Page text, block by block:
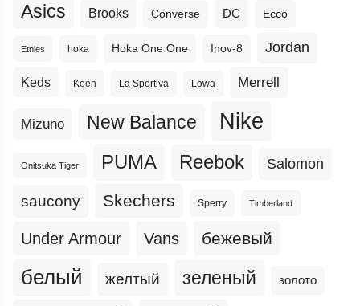
Asics Brooks Converse DC Ecco
Etnies hoka Hoka One One Inov-8 Jordan
Keds Keen La Sportiva Lowa Merrell
Mizuno New Balance Nike
Onitsuka Tiger PUMA Reebok Salomon
saucony Skechers Sperry Timberland
Under Armour Vans бежевый
белый желтый зеленый золото